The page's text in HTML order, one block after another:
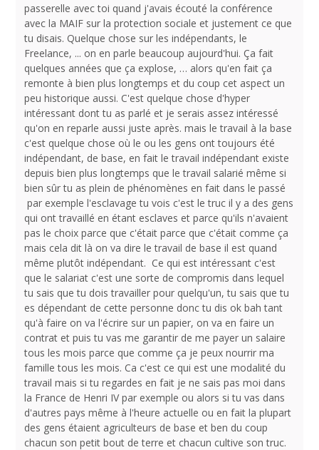
passerelle avec toi quand j'avais écouté la conférence
avec la MAIF sur la protection sociale et justement ce que
tu disais. Quelque chose sur les indépendants, le
Freelance, ... on en parle beaucoup aujourd'hui. Ça fait
quelques années que ça explose, … alors qu'en fait ça
remonte à bien plus longtemps et du coup cet aspect un
peu historique aussi. C'est quelque chose d'hyper
intéressant dont tu as parlé et je serais assez intéressé
qu'on en reparle aussi juste après. mais le travail à la base
c'est quelque chose où le ou les gens ont toujours été
indépendant, de base, en fait le travail indépendant existe
depuis bien plus longtemps que le travail salarié même si
bien sûr tu as plein de phénomènes en fait dans le passé
par exemple l'esclavage tu vois c'est le truc il y a des gens
qui ont travaillé en étant esclaves et parce qu'ils n'avaient
pas le choix parce que c'était parce que c'était comme ça
mais cela dit là on va dire le travail de base il est quand
même plutôt indépendant. Ce qui est intéressant c'est
que le salariat c'est une sorte de compromis dans lequel
tu sais que tu dois travailler pour quelqu'un, tu sais que tu
es dépendant de cette personne donc tu dis ok bah tant
qu'à faire on va l'écrire sur un papier, on va en faire un
contrat et puis tu vas me garantir de me payer un salaire
tous les mois parce que comme ça je peux nourrir ma
famille tous les mois. Ca c'est ce qui est une modalité du
travail mais si tu regardes en fait je ne sais pas moi dans
la France de Henri IV par exemple ou alors si tu vas dans
d'autres pays même à l'heure actuelle ou en fait la plupart
des gens étaient agriculteurs de base et ben du coup
chacun son petit bout de terre et chacun cultive son truc.